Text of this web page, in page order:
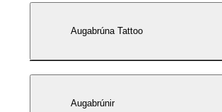
Augabrúna Tattoo
Augabrúnir